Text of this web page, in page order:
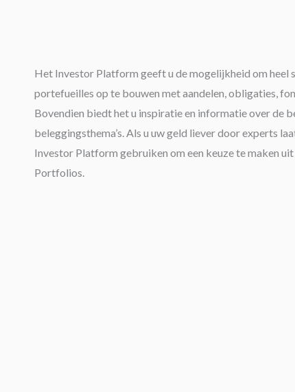
Het Investor Platform geeft u de mogelijkheid om heel
portefueilles op te bouwen met aandelen, obligaties,
Bovendien biedt het u inspiratie en informatie over de
beleggingsthema’s. Als u uw geld liever door experts
Investor Platform gebruiken om een keuze te maken
Portfolios.